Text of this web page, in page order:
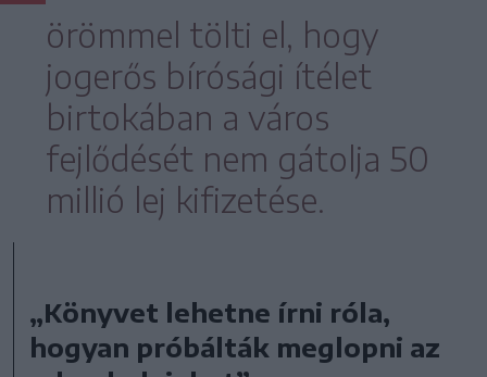
örömmel tölti el, hogy
jogerős bírósági ítélet
birtokában a város
fejlődését nem gátolja 50
millió lej kifizetése.
„Könyvet lehetne írni róla,
hogyan próbálták meglopni az